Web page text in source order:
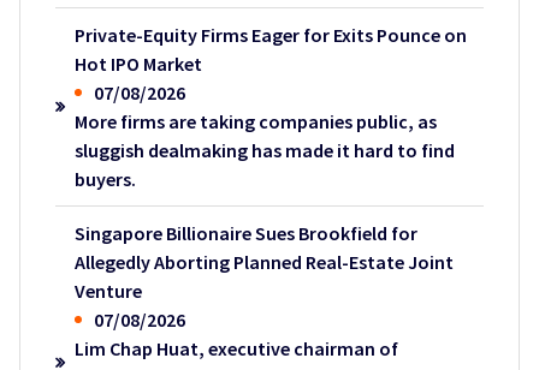
Private-Equity Firms Eager for Exits Pounce on
Hot IPO Market
07/08/2026
More firms are taking companies public, as
sluggish dealmaking has made it hard to find
buyers.
Singapore Billionaire Sues Brookfield for
Allegedly Aborting Planned Real-Estate Joint
Venture
07/08/2026
Lim Chap Huat, executive chairman of